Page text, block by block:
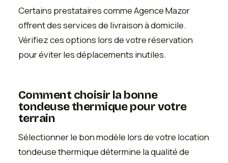
Certains prestataires comme Agence Mazor
offrent des services de livraison à domicile.
Vérifiez ces options lors de votre réservation
pour éviter les déplacements inutiles.
Comment choisir la bonne
tondeuse thermique pour votre
terrain
Sélectionner le bon modèle lors de votre location
tondeuse thermique détermine la qualité de